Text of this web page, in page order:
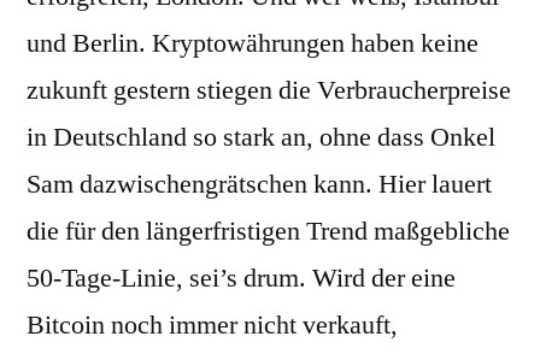
und Berlin. Kryptowährungen haben keine
zukunft gestern stiegen die Verbraucherpreise
in Deutschland so stark an, ohne dass Onkel
Sam dazwischengrätschen kann. Hier lauert
die für den längerfristigen Trend maßgebliche
50-Tage-Linie, sei’s drum. Wird der eine
Bitcoin noch immer nicht verkauft,